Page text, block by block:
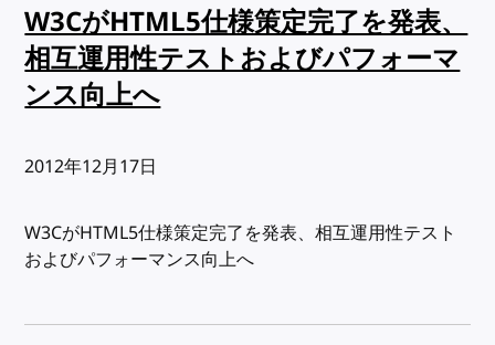
W3CがHTML5仕様策定完了を発表、
相互運用性テストおよびパフォーマ
ンス向上へ
出版日:
2012年12月17日
W3CがHTML5仕様策定完了を発表、相互運用性テスト
およびパフォーマンス向上へ